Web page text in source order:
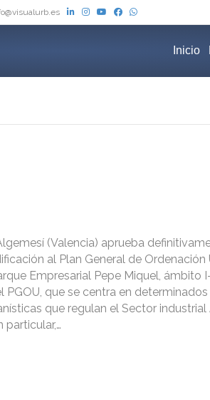
Inicio
(Valencia) aprueba
al Plan General de Ordenación
Empresarial Pepe Miquel, ámbito
PGOU, que se centra en
que regulan el Sector industrial
particular,…